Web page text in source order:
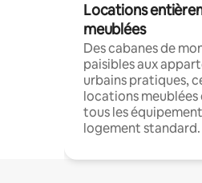
Locations
meublées
Des cabanes de
paisibles aux
urbains pratiques,
locations
tous les
logement standard.